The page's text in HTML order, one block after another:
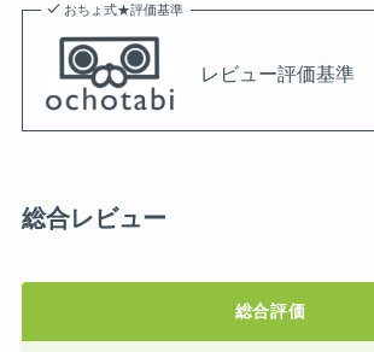
おちょ式★評価基準
レビュー評価基準
総合レビュー
総合評価